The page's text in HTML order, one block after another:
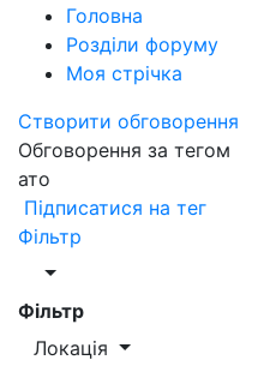
Головна
Розділи форуму
Моя стрічка
Створити обговорення
Обговорення за тегом
ато
Підписатися на тег
Фільтр
Фільтр
Локація